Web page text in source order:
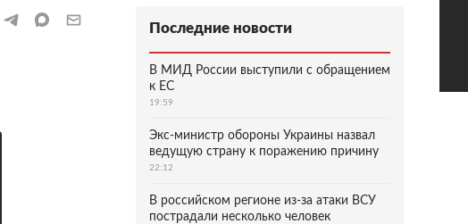
Последние новости
В МИД России выступили с обращением
к ЕС
19:59
Экс-министр обороны Украины назвал
ведущую страну к поражению причину
22:12
В российском регионе из-за атаки ВСУ
пострадали несколько человек